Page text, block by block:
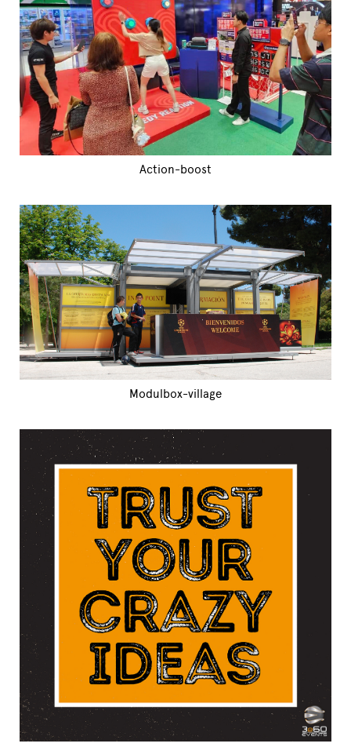
Action-boost
Modulbox-village